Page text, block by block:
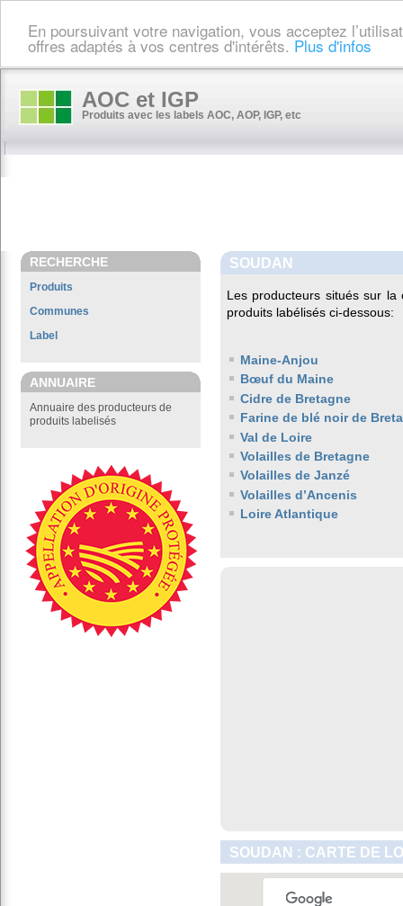
En poursuivant votre navigation, vous acceptez
offres adaptés à vos centres d'intérêts. Plus d'infos
AOC et IGP
Produits avec les labels AOC, AOP, IGP, etc
RECHERCHE
Produits
Communes
Label
ANNUAIRE
Annuaire des producteurs de
produits labelisés
SOUDAN
Les producteurs situés sur
produits labélisés ci-dessous:
Maine-Anjou
Bœuf du Maine
Cidre de Bretagne
Farine de blé noir de
Val de Loire
Volailles de Bretagne
Volailles de Janzé
Volailles d’Ancenis
Loire Atlantique
SOUDAN : CARTE DE